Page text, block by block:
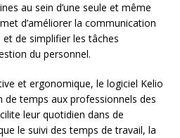
au sein d’une seule et même
d’améliorer la communication
de simplifier les tâches
du personnel.
et ergonomique, le logiciel Kelio
de temps aux professionnels des
leur quotidien dans de
le suivi des temps de travail, la